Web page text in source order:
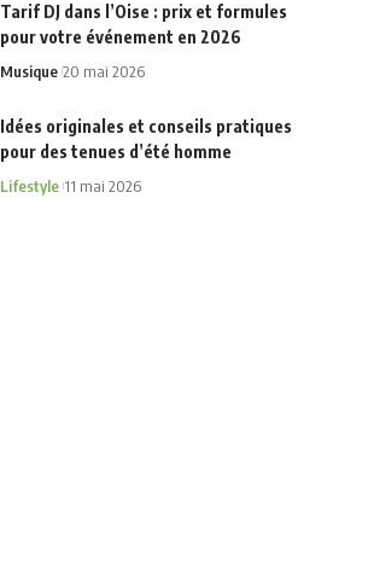
Tarif DJ dans l’Oise : prix et formules
pour votre événement en 2026
Musique 20 mai 2026
Idées originales et conseils pratiques
pour des tenues d’été homme
Lifestyle 11 mai 2026